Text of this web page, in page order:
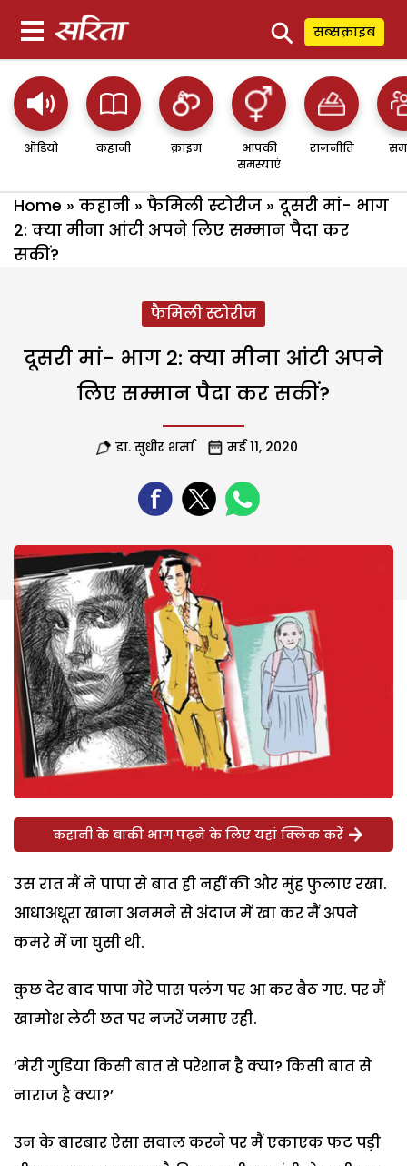
⚲ सब्सक्राइब
ऑडियो कहानी क्राइम
आपकी
समस्याएं
राजनीति
Home » कहानी » फैमिली स्टोरीज » दूसरी मां- भाग
2: क्या मीना आंटी अपने लिए सम्मान पैदा कर
सकीं?
फैमिली स्टोरीज
दूसरी मां- भाग 2: क्या मीना आंटी अपने
लिए सम्मान पैदा कर सकीं?
डा. सुधीर शर्मा मई 11, 2020
कहानी के बाकी भाग पढ़ने के लिए यहां क्लिक करें
उस रात मैं ने पापा से बात ही नहीं की और मुंह फुलाए रखा.
आधाअधूरा खाना अनमने से अंदाज में खा कर मैं अपने
कमरे में जा घुसी थी.
कुछ देर बाद पापा मेरे पास पलंग पर आ कर बैठ गए. पर मैं
खामोश लेटी छत पर नजरें जमाए रही.
‘मेरी गुडि़या किसी बात से परेशान है क्या? किसी बात से
नाराज है क्या?’
उन के बारबार ऐसा सवाल करने पर मैं एकाएक फट पड़ी